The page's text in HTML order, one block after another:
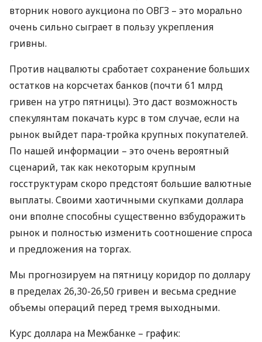
вторник нового аукциона поОВГЗ – это морально
очень сильно сыграет в пользу укрепления
гривны.
Против нацвалюты сработает сохранение больших
остатков на корсчетах банков (почти 61 млрд
гривен на утро пятницы). Это даст возможность
спекулянтам покачать курс в том случае, если на
рынок выйдет пара-тройка крупных покупателей.
По нашей информации – это очень вероятный
сценарий, так как некоторым крупным
госструктурам скоро предстоят большие валютные
выплаты. Своими хаотичными скупками доллара
они вполне способны существенно взбудоражить
рынок и полностью изменить соотношение спроса
и предложения на торгах.
Мы прогнозируем на пятницу коридор по доллару
в пределах 26,30-26,50 гривен и весьма средние
объемы операций перед тремя выходными.
Курс доллара на Межбанке – график: